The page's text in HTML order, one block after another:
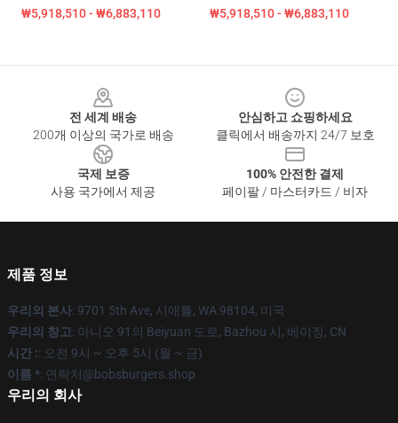
₩5,918,510 - ₩6,883,110 ₩5,918,510 - ₩6,883,110
전 세계 배송
200개 이상의 국가로 배송
안심하고 쇼핑하세요
클릭에서 배송까지 24/7 보호
국제 보증
사용 국가에서 제공
100% 안전한 결제
페이팔 / 마스터카드 / 비자
제품 정보
우리의 본사: 9701 5th Ave, 시애틀, WA 98104, 미국
우리의 창고: 아니오 91의 Beiyuan 도로, Bazhou 시, 베이징, CN
시간 :: 오전 9시 ~ 오후 5시 (월 ~ 금)
이름 *: 연락처@bobsburgers.shop
우리의 회사